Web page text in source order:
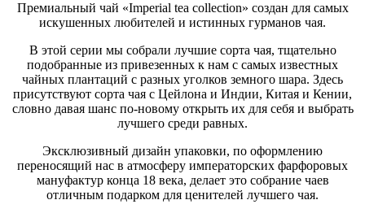
Премиальный чай «Imperial tea collection» создан для самых
искушенных любителей и истинных гурманов чая.
В этой серии мы собрали лучшие сорта чая, тщательно
подобранные из привезенных к нам с самых известных
чайных плантаций с разных уголков земного шара. Здесь
присутствуют сорта чая с Цейлона и Индии, Китая и Кении,
словно давая шанс по-новому открыть их для себя и выбрать
лучшего среди равных.
Эксклюзивный дизайн упаковки, по оформлению
переносящий нас в атмосферу императорских фарфоровых
мануфактур конца 18 века, делает это собрание чаев
отличным подарком для ценителей лучшего чая.